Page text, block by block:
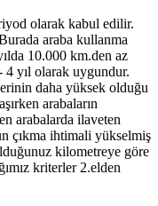
olarak kabul edilir.
araba kullanma
10.000 km.den az
4 yıl olarak uygundur.
daha yüksek olduğu
arabaların
arabalarda ilaveten
çıkma ihtimali yükselmiş
kilometreye göre
kriterler 2.elden